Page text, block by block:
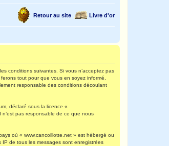
Livre d'or
Retour au site
conditions suivantes. Si vous n’acceptez pas
tout pour que vous en soyez informé,
responsable des conditions découlant
déclaré sous la licence «
n’est pas responsable de ce que nous
où « www.cancoillotte.net » est hébergé ou
de tous les messages sont enregistrées